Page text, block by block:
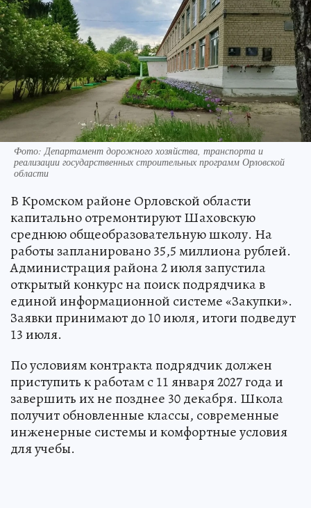
Фото: Департамент дорожного хозяйства, транспорта и
реализации государственных строительных программ Орловской
области
В Кромском районе Орловской области
капитально отремонтируют Шаховскую
среднюю общеобразовательную школу. На
работы запланировано 35,5 миллиона рублей.
Администрация района 2 июля запустила
открытый конкурс на поиск подрядчика в
единой информационной системе «Закупки».
Заявки принимают до 10 июля, итоги подведут
13 июля.
По условиям контракта подрядчик должен
приступить к работам с 11 января 2027 года и
завершить их не позднее 30 декабря. Школа
получит обновленные классы, современные
инженерные системы и комфортные условия
для учебы.